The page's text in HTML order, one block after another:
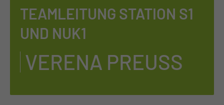
TEAMLEITUNG STATION S1
UND NUK1
VE­RE­NA PREUSS